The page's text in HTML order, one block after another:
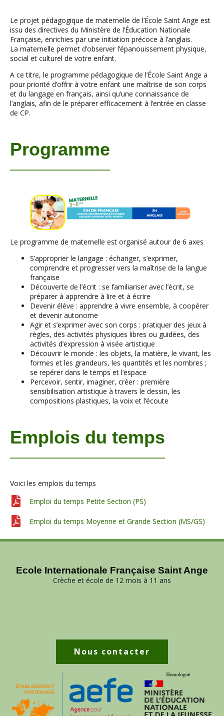
Le projet pédagogique de maternelle de l’École Saint Ange est
issu des directives du Ministère de l’Éducation Nationale
Française, enrichies par une initiation précoce à l’anglais.
La maternelle permet d’observer l’épanouissement physique,
social et culturel de votre enfant.
A ce titre, le programme pédagogique de l’École Saint Ange a
pour priorité d’offrir à votre enfant une maîtrise de son corps
et du langage en français, ainsi qu’une connaissance de
l’anglais, afin de le préparer efficacement à l’entrée en classe
de CP.
Programme
Le programme de maternelle est organisé autour de 6 axes
S’approprier le langage : échanger, s’exprimer,
comprendre et progresser vers la maîtrise de la langue
française
Découverte de l’écrit : se familiariser avec l’écrit, se
préparer à apprendre à lire et à écrire
Devenir élève : apprendre à vivre ensemble, à coopérer
et devenir autonome
Agir et s’exprimer avec son corps : pratiquer des jeux à
règles, des activités physiques libres ou guidées, des
activités d’expression à visée artistique
Découvrir le monde : les objets, la matière, le vivant, les
formes et les grandeurs, les quantités et les nombres ;
se repérer dans le temps et l’espace
Percevoir, sentir, imaginer, créer : première
sensibilisation artistique à travers le dessin, les
compositions plastiques, la voix et l’écoute
Emplois du temps
Voici les emplois du temps
Emploi du temps Petite Section (PS)
Emploi du temps Moyenne et Grande Section (MS/GS)
Ecole Internationale Française Saint Ange
Crèche et école de 12 mois à 11 ans
Nous contacter